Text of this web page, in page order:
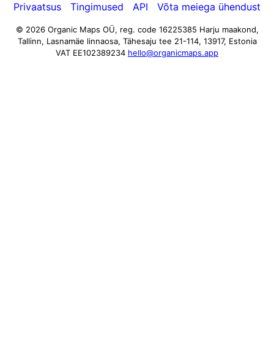
Privaatsus
Tingimused API Võta meiega ühendust
© 2026 Organic Maps OÜ, reg. code 16225385 Harju maakond,
Tallinn, Lasnamäe linnaosa, Tähesaju tee 21-114, 13917, Estonia
VAT EE102389234 hello@organicmaps.app